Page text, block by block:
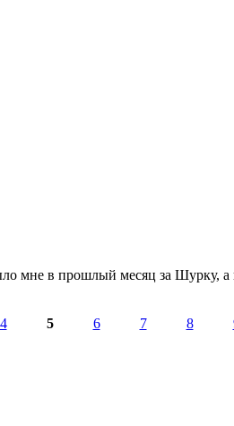
мне в прошлый месяц за Шурку, а
4 5 6 7 8